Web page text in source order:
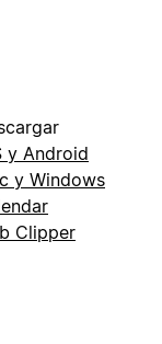
y Android
y Windows
Clipper